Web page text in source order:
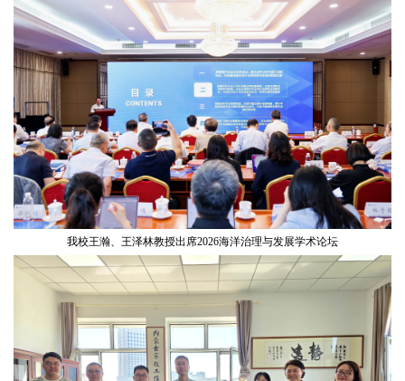
我校王瀚、王泽林教授出席2026海洋治理与发展学术论坛